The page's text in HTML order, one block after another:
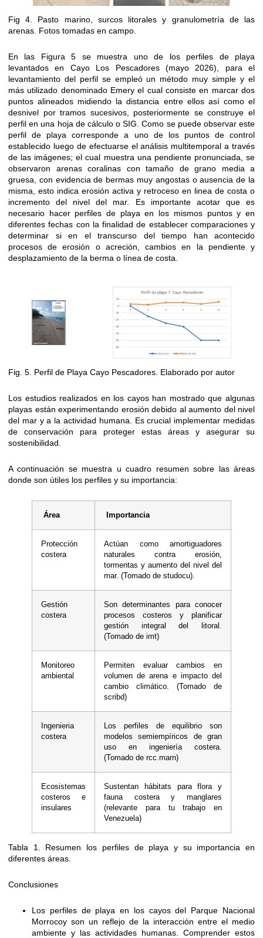
Fig 4. Pasto marino, surcos litorales y granulometría de las
arenas. Fotos tomadas en campo.
En las Figura 5 se muestra uno de los perfiles de playa
levantados en Cayo Los Pescadores (mayo 2026), para el
levantamiento del perfil se empleó un método muy simple y el
más utilizado denominado Emery el cual consiste en marcar dos
puntos alineados midiendo la distancia entre ellos así como el
desnivel por tramos sucesivos, posteriormente se construye el
perfil en una hoja de cálculo o SIG. Como se puede observar este
perfil de playa corresponde a uno de los puntos de control
establecido luego de efectuarse el análisis multitemporal a través
de las imágenes; el cual muestra una pendiente pronunciada, se
observaron arenas coralinas con tamaño de grano media a
gruesa, con evidencia de bermas muy angostas o ausencia de la
misma, esto indica erosión activa y retroceso en linea de costa o
incremento del nivel del mar. Es importante acotar que es
necesario hacer perfiles de playa en los mismos puntos y en
diferentes fechas con la finalidad de establecer comparaciones y
determinar si en el transcurso del tiempo han acontecido
procesos de erosión o acreción, cambios en la pendiente y
desplazamiento de la berma o línea de costa.
Fig. 5. Perfil de Playa Cayo Pescadores. Elaborado por autor
Los estudios realizados en los cayos han mostrado que algunas
playas están experimentando erosión debido al aumento del nivel
del mar y a la actividad humana. Es crucial implementar medidas
de conservación para proteger estas áreas y asegurar su
sostenibilidad.
A continuación se muestra u cuadro resumen sobre las áreas
donde son útiles los perfiles y su importancia:
Área Importancia
Protección
costera
Actúan como amortiguadores
naturales contra erosión,
tormentas y aumento del nivel del
mar. (Tomado de studocu).
Gestión
costera
Son determinantes para conocer
procesos costeros y planificar
gestión integral del litoral.
(Tomado de imt)
Monitoreo
ambiental
Permiten evaluar cambios en
volumen de arena e impacto del
cambio climático. (Tomado de
scribd)
Ingenieria
costera
Los perfiles de equilibrio son
modelos semiempíricos de gran
uso en ingeniería costera.
(Tomado de rcc.marn)
Ecosistemas
costeros e
insulares
Sustentan hábitats para flora y
fauna costera y manglares
(relevante para tu trabajo en
Venezuela)
Tabla 1. Resumen los perfiles de playa y su importancia en
diferentes áreas.
Conclusiones
Los perfiles de playa en los cayos del Parque Nacional
Morrocoy son un reflejo de la interacción entre el medio
ambiente y las actividades humanas. Comprender estos